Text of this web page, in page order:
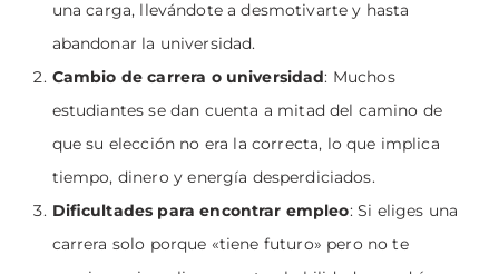
una carga, llevándote a desmotivarte y hasta
abandonar la universidad.
Cambio de carrera o universidad: Muchos
estudiantes se dan cuenta a mitad del camino de
que su elección no era la correcta, lo que implica
tiempo, dinero y energía desperdiciados.
Dificultades para encontrar empleo: Si eliges una
carrera solo porque «tiene futuro» pero no te